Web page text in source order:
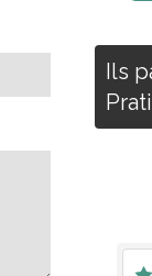
Ils